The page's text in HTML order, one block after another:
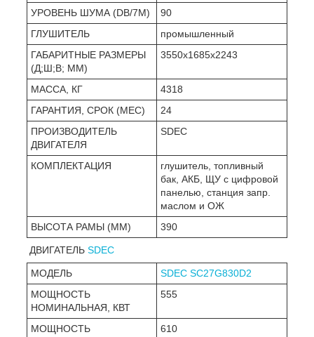
УРОВЕНЬ ШУМА (DB/7М)
90
ГЛУШИТЕЛЬ
промышленный
ГАБАРИТНЫЕ РАЗМЕРЫ
(Д;Ш;В; ММ)
3550х1685х2243
МАССА, КГ
4318
ГАРАНТИЯ, СРОК (МЕС)
24
ПРОИЗВОДИТЕЛЬ
ДВИГАТЕЛЯ
SDEC
КОМПЛЕКТАЦИЯ
глушитель, топливный
бак, АКБ, ЩУ с цифровой
панелью, станция запр.
маслом и ОЖ
ВЫСОТА РАМЫ (ММ)
390
ДВИГАТЕЛЬ SDEC
МОДЕЛЬ
SDEC SC27G830D2
МОЩНОСТЬ
НОМИНАЛЬНАЯ, КВТ
555
МОЩНОСТЬ
610